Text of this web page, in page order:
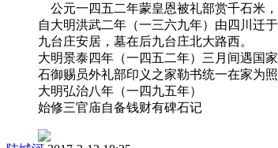
公元一四五二年蒙皇恩被礼部赏千石米
自大明洪武二年（一三六九年）由四川迁
九台庄安居，墓在后九台庄北大路西。
大明景泰四年（一四五二年）三月间遇国
石御赐员外礼部印义之家勒书统一在家
大明弘治八年（一四九五年）
始修三官庙自备钱财有碑石记